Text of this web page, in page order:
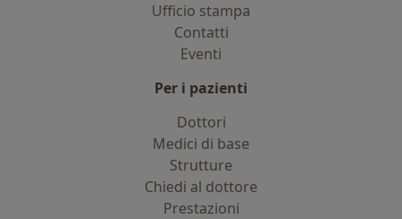
Ufficio stampa
Contatti
Eventi
Per i pazienti
Dottori
Medici di base
Strutture
Chiedi al dottore
Prestazioni